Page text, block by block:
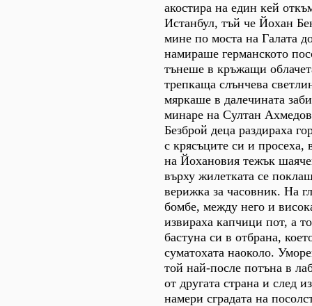
акостира на един кей
Истанбул, тъй че Йохан
мине по моста на Галата
намираше германското
тънеше в кръжащи
трепкаща слънчева
мяркаше в далечината
минаре на Султан
Безброй деца раздираха
с крясъците си и просеха,
на Йохановия тежък
върху жилетката се
верижка за часовник. На
бомбе, между него и
извираха капчици пот, а
бастуна си в отбрана,
суматохата наоколо.
той най-после потъна в
от другата страна и след
намери сградата на